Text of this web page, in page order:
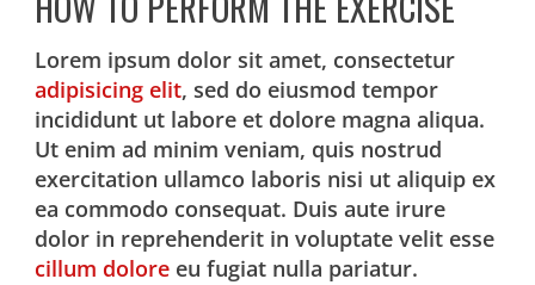
Lorem ipsum dolor sit amet, consectetur
adipisicing elit, sed do eiusmod tempor
incididunt ut labore et dolore magna aliqua.
Ut enim ad minim veniam, quis nostrud
exercitation ullamco laboris nisi ut aliquip ex
ea commodo consequat. Duis aute irure
dolor in reprehenderit in voluptate velit esse
cillum dolore eu fugiat nulla pariatur.